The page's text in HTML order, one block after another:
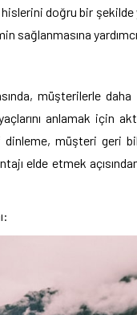
hislerini doğru bir şekilde
sağlanmasına
müşterilerle
anlamak için
müşteri geri
elde etmek